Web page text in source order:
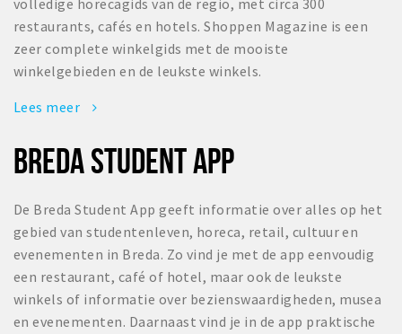
volledige horecagids van de regio, met circa 300
restaurants, cafés en hotels. Shoppen Magazine is een
zeer complete winkelgids met de mooiste
winkelgebieden en de leukste winkels.
Lees meer
BREDA STUDENT APP
De Breda Student App geeft informatie over alles op het
gebied van studentenleven, horeca, retail, cultuur en
evenementen in Breda. Zo vind je met de app eenvoudig
een restaurant, café of hotel, maar ook de leukste
winkels of informatie over bezienswaardigheden, musea
en evenementen. Daarnaast vind je in de app praktische